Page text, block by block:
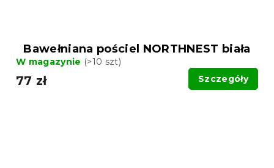
Bawełniana pościel NORTHNEST biała
W magazynie (>10 szt)
77 zł Szczegóły